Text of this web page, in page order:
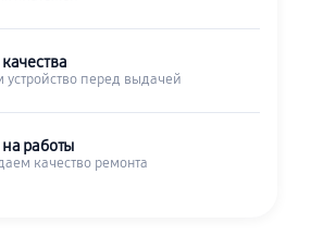
устройство перед выдачей
работы
качество ремонта